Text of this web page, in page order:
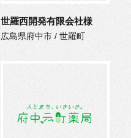
世羅西開発有限会社様
広島県府中市 / 世羅町